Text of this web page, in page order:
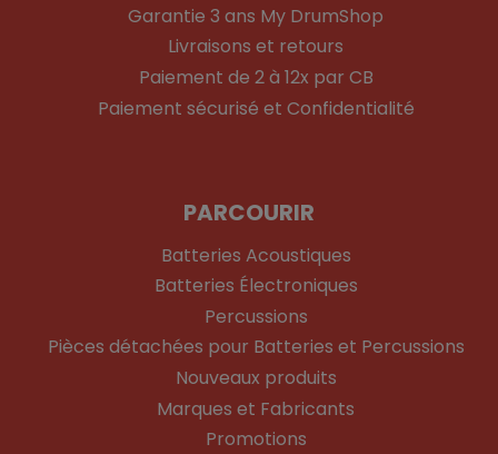
Garantie 3 ans My DrumShop
Livraisons et retours
Paiement de 2 à 12x par CB
Paiement sécurisé et Confidentialité
PARCOURIR
Batteries Acoustiques
Batteries Électroniques
Percussions
Pièces détachées pour Batteries et Percussions
Nouveaux produits
Marques et Fabricants
Promotions